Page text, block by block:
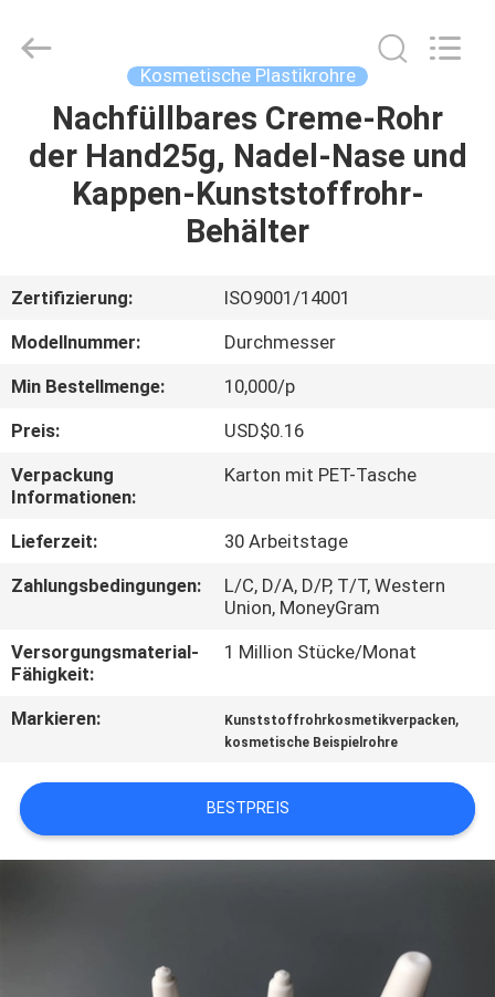
HAUS
PRODUKTE
UNS
AUSFLUG
QUALITÄTSKONTROLLE
TRETEN
SIE
UNS
VERBINDUNG
FORDERN
SIE
TUBES(SHANG
HAI)CO.,LTD.
Kosmetische Plastikrohre
Nachfüllbares Creme-Rohr
der Hand25g, Nadel-Nase und
Kappen-Kunststoffrohr-
Behälter
Zertifizierung:
ISO9001/14001
Modellnummer:
Durchmesser
Min Bestellmenge:
10,000/p
Preis:
USD$0.16
Verpackung
Informationen:
Karton mit PET-Tasche
Lieferzeit:
30 Arbeitstage
Zahlungsbedingungen:
L/C, D/A, D/P, T/T, Western
Union, MoneyGram
Versorgungsmaterial-
Fähigkeit:
1 Million Stücke/Monat
Markieren: Kunststoffrohrkosmetikverpacken,
kosmetische Beispielrohre
BESTPREIS